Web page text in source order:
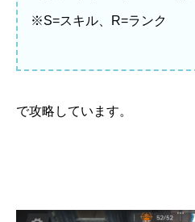
※S=スキル、R=ランク
で攻略しています。